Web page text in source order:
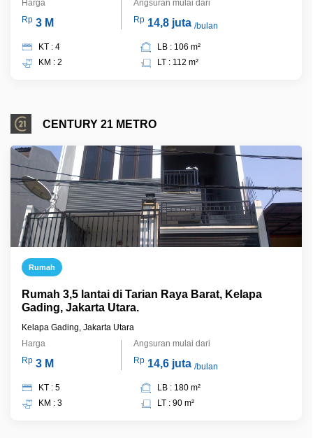
Harga
Rp 3 M
Angsuran mulai dari
Rp 14,8 juta /bulan
KT : 4
KM : 2
LB : 106 m²
LT : 112 m²
CENTURY 21 METRO
Rumah
Rumah 3,5 lantai di Tarian Raya Barat, Kelapa
Gading, Jakarta Utara.
Kelapa Gading, Jakarta Utara
Harga
Rp 3 M
Angsuran mulai dari
Rp 14,6 juta /bulan
KT : 5
KM : 3
LB : 180 m²
LT : 90 m²